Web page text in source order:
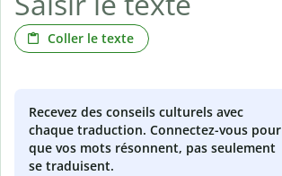
Coller le texte
Recevez des conseils culturels avec
chaque traduction. Connectez-vous pour
que vos mots résonnent, pas seulement
se traduisent.